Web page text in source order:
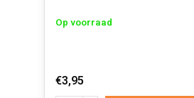
Op voorraad
€3,95